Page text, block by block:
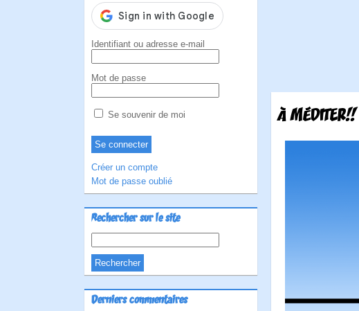
Identifiant ou adresse e-mail
Mot de passe
Se souvenir de moi
Créer un compte
Mot de passe oublié
Rechercher sur le site
Derniers commentaires
À MÉDITER!!